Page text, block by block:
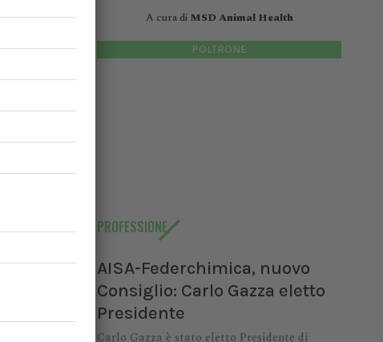
A cura di MSD Animal Health
POLTRONE
PROFESSIONE
AISA-Federchimica, nuovo
Consiglio: Carlo Gazza eletto
Presidente
Carlo Gazza è stato eletto Presidente di